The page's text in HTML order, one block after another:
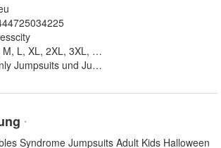
Only Jumpsuits und Jumpsuits+Cloak
*
Syndrome Jumpsuits Adult Kids Halloween